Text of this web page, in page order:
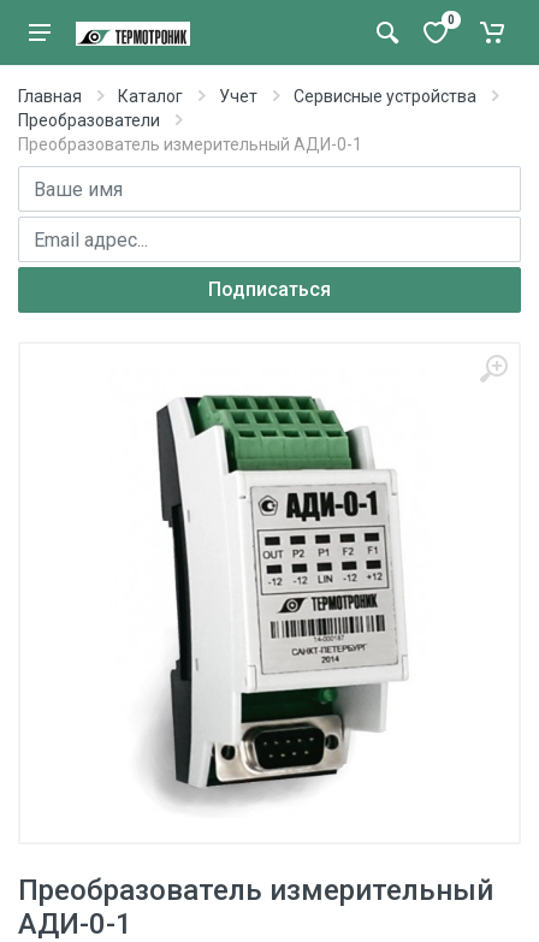
0
Главная Каталог Учет
Сервисные устройства
Преобразователи
Преобразователь измерительный АДИ-0-1
Имя
E-mail адрес
Подписаться
Преобразователь измерительный
АДИ-0-1